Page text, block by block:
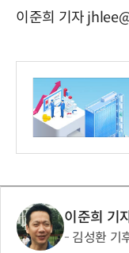
이준희 기자
이준희 기
김성환 기후부 장